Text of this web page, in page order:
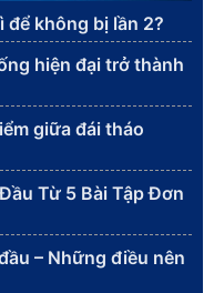
để không bị lần 2?
hiện đại trở thành
giữa đái tháo
Từ 5 Bài Tập Đơn
– Những điều nên